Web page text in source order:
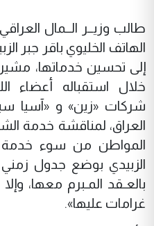
طالب وزيــر الــمال
الهاتف الخليوي باقر جبر
إلى تحسين خدماتها،
خلال استقباله أعضاء
شركات «زين» و «آسيا
العراق، لمناقشة خدمة
المواطن من سوء خدمة
الزبيدي بوضع جدول زمني
بالعـقد المـبرم معها،
غرامات عليها».